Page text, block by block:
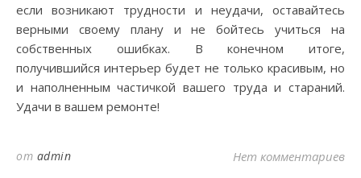
если возникают трудности и неудачи, оставайтесь
верными своему плану и не бойтесь учиться на
собственных ошибках. В конечном итоге,
получившийся интерьер будет не только красивым, но
и наполненным частичкой вашего труда и стараний.
Удачи в вашем ремонте!
от admin Нет комментариев